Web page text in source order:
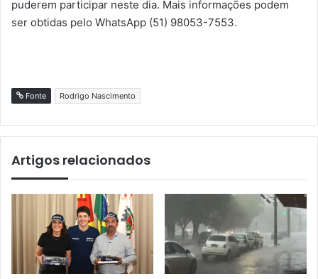
puderem participar neste dia. Mais informações podem
ser obtidas pelo WhatsApp (51) 98053-7553.
Fonte Rodrigo Nascimento
Artigos relacionados